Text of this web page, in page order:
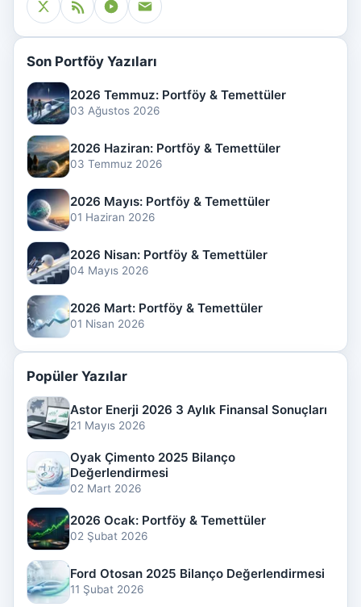
Son Portföy Yazıları
2026 Temmuz: Portföy & Temettüler
03 Ağustos 2026
2026 Haziran: Portföy & Temettüler
03 Temmuz 2026
2026 Mayıs: Portföy & Temettüler
01 Haziran 2026
2026 Nisan: Portföy & Temettüler
04 Mayıs 2026
2026 Mart: Portföy & Temettüler
01 Nisan 2026
Popüler Yazılar
Astor Enerji 2026 3 Aylık Finansal Sonuçları
21 Mayıs 2026
Oyak Çimento 2025 Bilanço
Değerlendirmesi
02 Mart 2026
2026 Ocak: Portföy & Temettüler
02 Şubat 2026
Ford Otosan 2025 Bilanço Değerlendirmesi
11 Şubat 2026